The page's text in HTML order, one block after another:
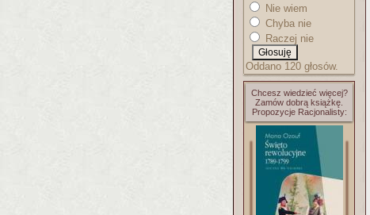
Nie wiem
Chyba nie
Raczej nie
Oddano 120 głosów.
Chcesz wiedzieć więcej?
Zamów dobrą książkę.
Propozycje Racjonalisty: